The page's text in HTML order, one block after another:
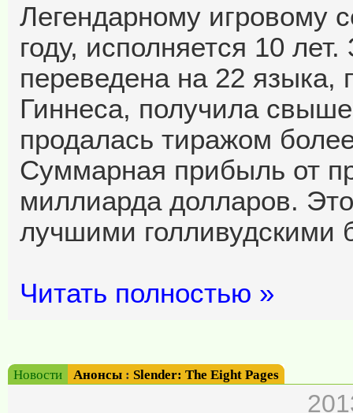
Легендарному игровому
году, исполняется 10
переведена на 22 языка,
Гиннеса, получила
продалась тиражом
Суммарная прибыль от
миллиарда долларов.
лучшими голливудскими
Читать полностью »
Новости Анонсы : Slender: The Eight Pages